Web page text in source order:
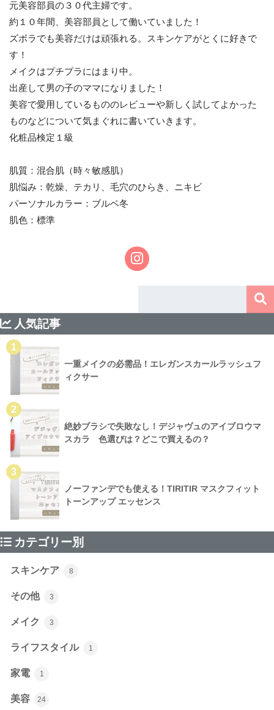
元美容部員の３０代主婦です。
約１０年間、美容部員として働いていました！
ズボラでも美容だけは頑張れる。スキンケアがとくに好きで
す！
メイクはプチプラにはまり中。
出産して男の子のママになりました！
美容で愛用しているもののレビューや新しく試してよかった
ものなどについて気まぐれに書いていきます。
化粧品検定１級
肌質：混合肌（時々敏感肌）
肌悩み：乾燥、テカリ、毛穴のひらき、ニキビ
パーソナルカラー：ブルベ冬
肌色：標準
人気記事
1
一重メイクの必需品！エレガンスカールラッシュフ
ィクサー
2
絶妙ブラシで失敗なし！デジャヴュのアイブロウマ
スカラ 色選びは？どこで買えるの？
3
ノーファンデでも使える！TIRITIR マスクフィット
トーンアップ エッセンス
カテゴリー別
スキンケア 8
その他 3
メイク 3
ライフスタイル 1
家電 1
美容 24